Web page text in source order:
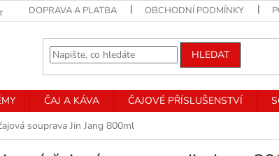
DOPRAVA A PLATBA OBCHODNÍ PODMÍNKY
HLEDAT
ČAJ A KÁVA ČAJOVÉ PŘÍSLUŠENSTVÍ
souprava Jin Jang 800ml